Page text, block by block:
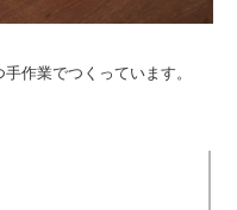
作業でつくっています。